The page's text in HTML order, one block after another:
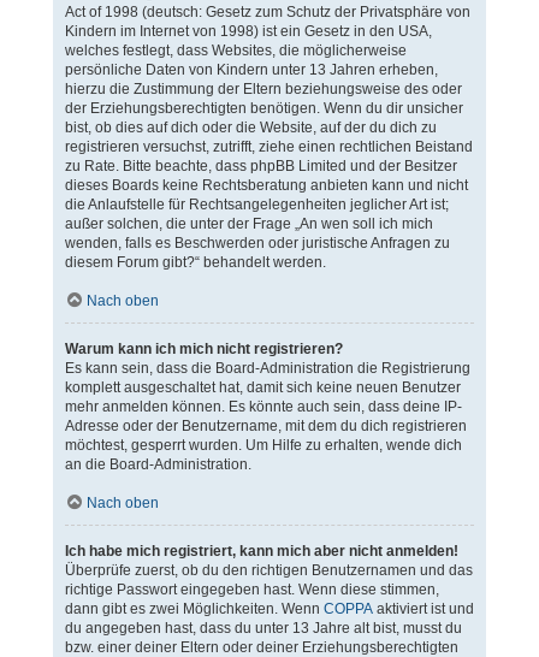
Act of 1998 (deutsch: Gesetz zum Schutz der Privatsphäre von
Kindern im Internet von 1998) ist ein Gesetz in den USA,
welches festlegt, dass Websites, die möglicherweise
persönliche Daten von Kindern unter 13 Jahren erheben,
hierzu die Zustimmung der Eltern beziehungsweise des oder
der Erziehungsberechtigten benötigen. Wenn du dir unsicher
bist, ob dies auf dich oder die Website, auf der du dich zu
registrieren versuchst, zutrifft, ziehe einen rechtlichen Beistand
zu Rate. Bitte beachte, dass phpBB Limited und der Besitzer
dieses Boards keine Rechtsberatung anbieten kann und nicht
die Anlaufstelle für Rechtsangelegenheiten jeglicher Art ist;
außer solchen, die unter der Frage „An wen soll ich mich
wenden, falls es Beschwerden oder juristische Anfragen zu
diesem Forum gibt?“ behandelt werden.
Nach oben
Warum kann ich mich nicht registrieren?
Es kann sein, dass die Board-Administration die Registrierung
komplett ausgeschaltet hat, damit sich keine neuen Benutzer
mehr anmelden können. Es könnte auch sein, dass deine IP-
Adresse oder der Benutzername, mit dem du dich registrieren
möchtest, gesperrt wurden. Um Hilfe zu erhalten, wende dich
an die Board-Administration.
Nach oben
Ich habe mich registriert, kann mich aber nicht anmelden!
Überprüfe zuerst, ob du den richtigen Benutzernamen und das
richtige Passwort eingegeben hast. Wenn diese stimmen,
dann gibt es zwei Möglichkeiten. Wenn COPPAaktiviert ist und
du angegeben hast, dass du unter 13 Jahre alt bist, musst du
bzw. einer deiner Eltern oder deiner Erziehungsberechtigten